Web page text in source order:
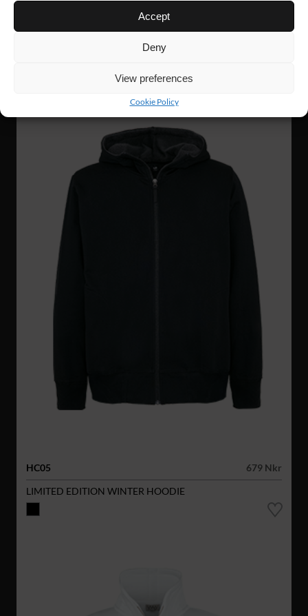
Accept
Deny
View preferences
Cookie Policy
HC05
679 Nkr
LIMITED EDITION WINTER HOODIE